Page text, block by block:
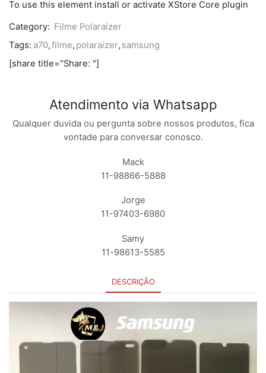
To use this element install or activate XStore Core plugin
Category: Filme Polaraizer
Tags: a70,filme, polaraizer, samsung
[share title="Share: "]
Atendimento via Whatsapp
Qualquer duvida ou pergunta sobre nossos produtos, fica
vontade para conversar conosco.
Mack
11-98866-5888
Jorge
11-97403-6980
Samy
11-98613-5585
DESCRIÇÃO